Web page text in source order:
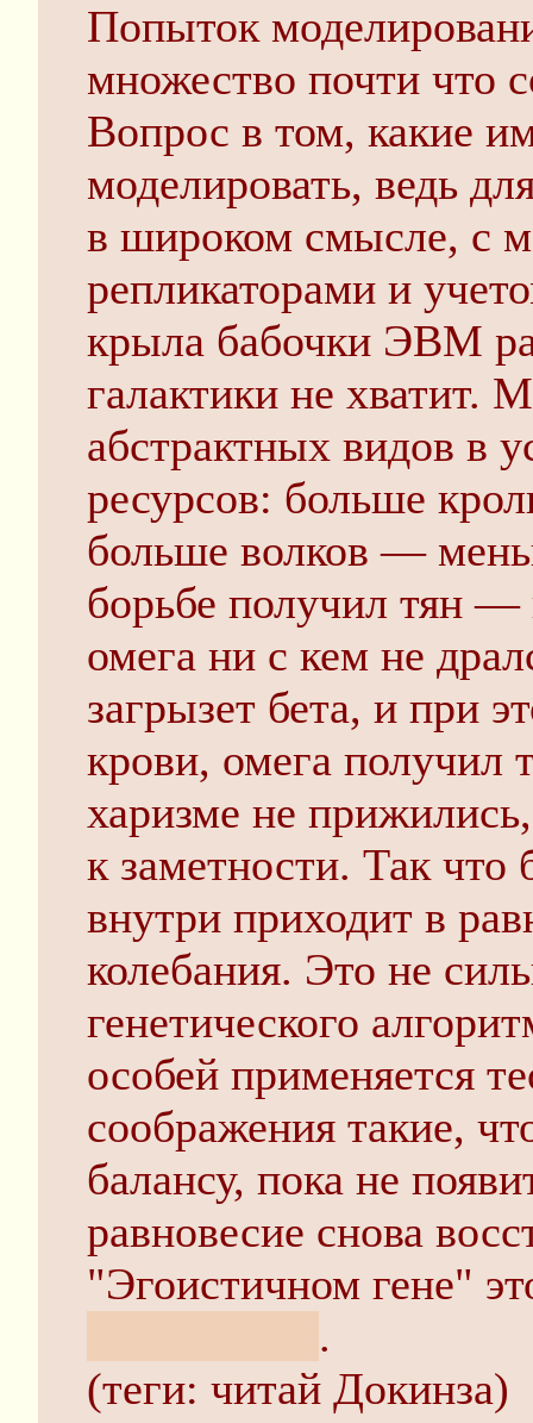
Попыток
множество почти
Вопрос в том, какие
моделировать, ведь
в широком смысле, с
репликаторами и
крыла бабочки ЭВМ
галактики не хватит.
абстрактных видов в
ресурсов: больше
больше волков —
борьбе получил тян
омега ни с кем не
загрызет бета, и при
крови, омега получил
харизме не
к заметности. Так
внутри приходит в
колебания. Это не
генетического
особей применяется
соображения такие,
балансу, пока не
равновесие снова
"Эгоистичном гене"
.
(теги: читай Докинза)